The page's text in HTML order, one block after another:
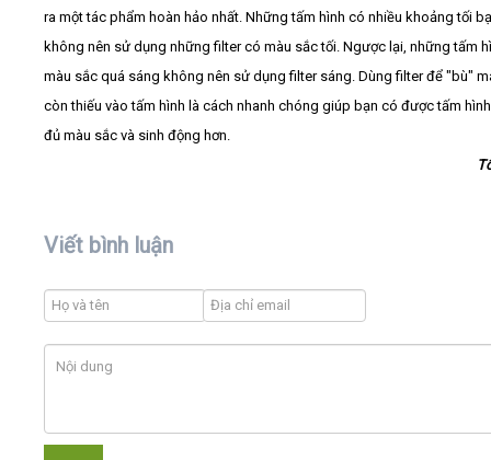
ra một tác phẩm hoàn hảo nhất. Những tấm hình có nhiều khoảng tối
không nên sử dụng những filter có màu sắc tối. Ngược lại, những tấm
màu sắc quá sáng không nên sử dụng filter sáng. Dùng filter để "bù"
còn thiếu vào tấm hình là cách nhanh chóng giúp bạn có được tấm
đủ màu sắc và sinh động hơn.
Viết bình luận